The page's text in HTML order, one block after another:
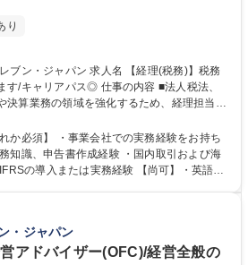
り
求人名 【経理(税務)】税務
ス◎ 仕事の内容 ■法人税法、
決算業務の領域を強化するため、経理担当を
果会計：決算時における税効果会計業務対応
費税を中心とした税務業務、決算時(四半期)
・税務統制業務：連結納税、グループ通算
ジメント ・税務処理の適正化に関する指導
か必須】 ・事業会社での実務経験をお持ち
書作成経験 ・国内取引および海
の導入または実務経験 【尚可】・英語ス
・ジャパン
アドバイザー(OFC)/経営全般の